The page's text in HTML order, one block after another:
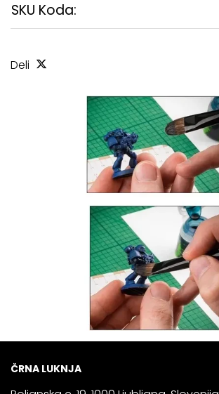
SKU Koda:
Deli
ČRNA LUKNJA